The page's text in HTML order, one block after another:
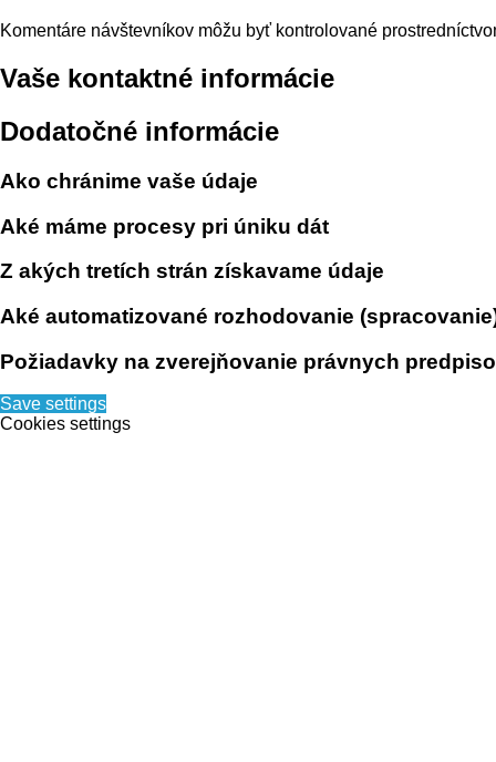
Komentáre návštevníkov môžu byť kontrolované
Vaše kontaktné informácie
Dodatočné informácie
Ako chránime vaše údaje
Aké máme procesy pri úniku dát
Z akých tretích strán získavame údaje
Aké automatizované rozhodovanie
Požiadavky na zverejňovanie právnych
Save settings
Cookies settings